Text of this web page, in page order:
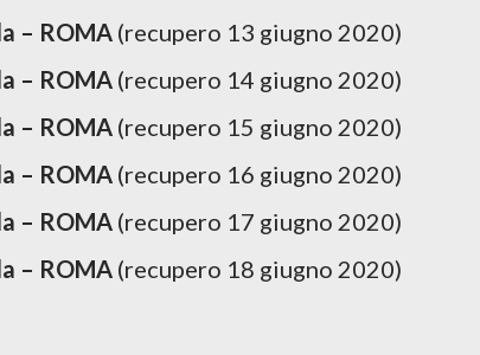
– ROMA (recupero 13 giugno 2020)
– ROMA (recupero 14 giugno 2020)
– ROMA (recupero 15 giugno 2020)
– ROMA (recupero 16 giugno 2020)
– ROMA (recupero 17 giugno 2020)
– ROMA (recupero 18 giugno 2020)